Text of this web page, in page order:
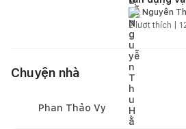
gian sống
Nguyễn
2lượt thích |
Chuyện nhà
Phan Thảo Vy